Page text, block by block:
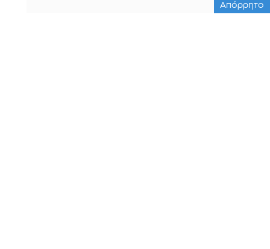
Απόρρητο